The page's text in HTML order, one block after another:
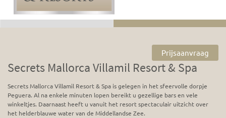
Prijsaanvraag
Secrets Mallorca Villamil Resort & Spa
Secrets Mallorca Villamil Resort & Spa is gelegen in het sfeervolle dorpje
Peguera. Al na enkele minuten lopen bereikt u gezellige bars en vele
winkeltjes. Daarnaast heeft u vanuit het resort spectaculair uitzicht over
het helderblauwe water van de Middellandse Zee.